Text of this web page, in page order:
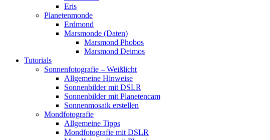
Eris
Planetenmonde
Erdmond
Marsmonde (Daten)
Marsmond Phobos
Marsmond Deimos
Tutorials
Sonnenfotografie – Weißlicht
Allgemeine Hinweise
Sonnenbilder mit DSLR
Sonnenbilder mit Planetencam
Sonnenmosaik erstellen
Mondfotografie
Allgemeine Tipps
Mondfotografie mit DSLR